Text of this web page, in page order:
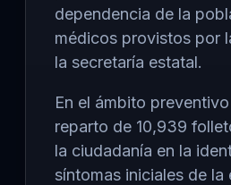
dependencia de la
médicos provistos por
la secretaría estatal.
En el ámbito
reparto de 10,939
la ciudadanía en la
síntomas iniciales de